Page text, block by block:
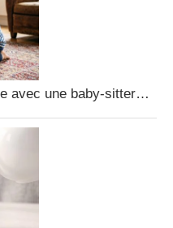
avec une baby-sitter…